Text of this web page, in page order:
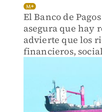
El Banco de
asegura que hay
advierte que los
financieros,